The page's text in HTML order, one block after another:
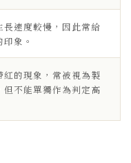
速度較慢，因此常給
象。
的現象，常被視為製
不能單獨作為判定高